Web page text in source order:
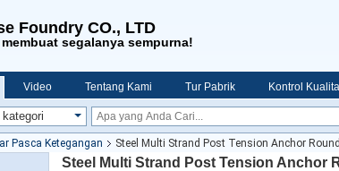
Foundry CO., LTD
segalanya sempurna!
Video Tentang Kami Tur Pabrik Kontrol
Pasca Ketegangan
Steel Multi Strand Post Tension Anchor
Steel Multi Strand Post Tension Anchor